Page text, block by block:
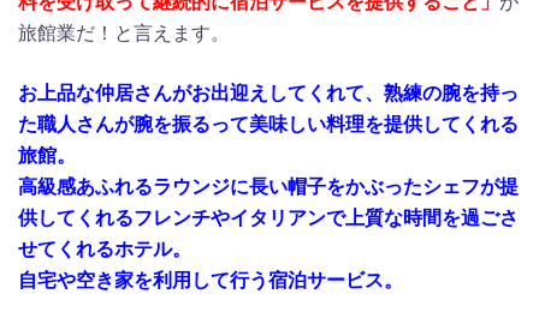
旅館業だ！と言えます。
お上品な仲居さんがお出迎えしてくれて、熟練の腕を持っ
た職人さんが腕を振るって美味しい料理を提供してくれる
旅館。
高級感あふれるラウンジに長い帽子をかぶったシェフが提
供してくれるフレンチやイタリアンで上質な時間を過ごさ
せてくれるホテル。
自宅や空き家を利用して行う宿泊サービス。